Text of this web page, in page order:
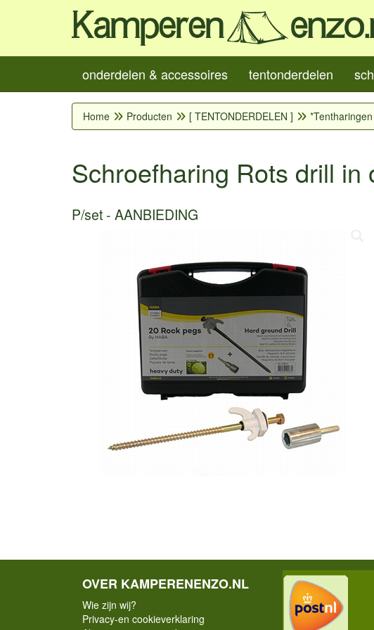
onderdelen & accessoires tentonderdelen
Home Producten [ TENTONDERDELEN ]
Schroefharing Rots drill in
P/set AANBIEDING
OVER KAMPERENENZO.NL
Wie zijn wij?
Privacy-en cookieverklaring